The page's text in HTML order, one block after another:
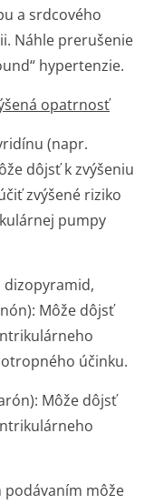
a srdcového
Náhle prerušenie
hypertenzie.
opatrnosť
(napr.
dôjsť k zvýšeniu
zvýšené riziko
pumpy
Môže dôjsť
účinku.
Môže dôjsť
podávaním môže